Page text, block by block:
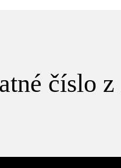
číslo